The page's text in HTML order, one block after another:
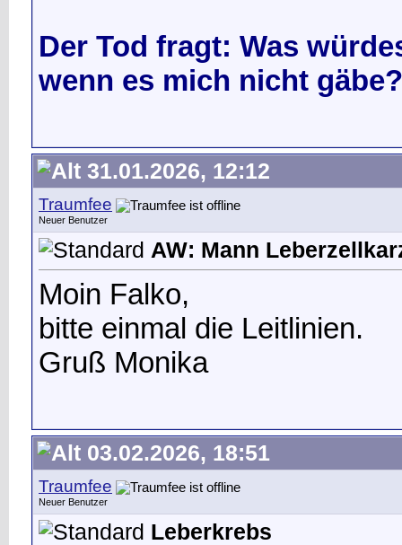
Der Tod fragt: Was
wenn es mich nicht gäbe?
31.01.2026, 12:12
Traumfee
Neuer Benutzer
AW: Mann
Moin Falko,
bitte einmal die Leitlinien.
Gruß Monika
03.02.2026, 18:51
Traumfee
Neuer Benutzer
Leberkrebs